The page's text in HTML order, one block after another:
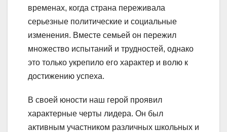
временах, когда страна переживала
серьезные политические и социальные
изменения. Вместе семьей он пережил
множество испытаний и трудностей, однако
это только укрепило его характер и волю к
достижению успеха.
В своей юности наш герой проявил
характерные черты лидера. Он был
активным участником различных школьных и